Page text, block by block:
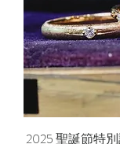
2025 聖誕節特別